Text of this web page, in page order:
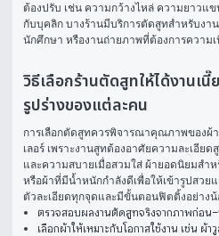
ต้องปรับ เช่น ความกว้างไหล่ ความยาวแ
กับบุคลิก บางร้านมีบริการตัดสูทสำหรับงาน
นักศึกษา หรืองานถ่ายภาพที่ต้องการความ
วิธีเลือกร้านตัดสูทให้ได้งานเนี๊
รูปร่างของแต่ละคน
การเลือกตัดสูทควรพิจารณาคุณภาพของผ้
เลอร์ เพราะงานสูทต้องอาศัยความละเอีย
และความสบายเมื่อสวมใส่ ผ้ายอดนิยมสำ
หรือผ้าที่มีน้ำหนักกำลังดีเพื่อให้เข้ารูปสวย
ตัวละเอียดทุกจุดและมีขั้นตอนฟิตติ้งอย่าง
ตรวจสอบผลงานตัดสูทจริงจากภาพก่อน
เลือกผ้าให้เหมาะกับโอกาสใช้งาน เช่น ผ้